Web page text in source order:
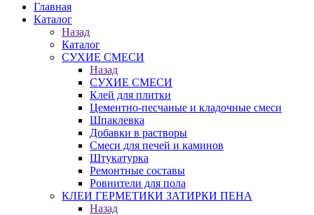
Главная
Каталог
Назад
Каталог
СУХИЕ СМЕСИ
Назад
СУХИЕ СМЕСИ
Клей для плитки
Цементно-песчаные и кладочные смеси
Шпаклевка
Добавки в растворы
Смеси для печей и каминов
Штукатурка
Ремонтные составы
Ровнители для пола
КЛЕИ ГЕРМЕТИКИ ЗАТИРКИ ПЕНА
Назад